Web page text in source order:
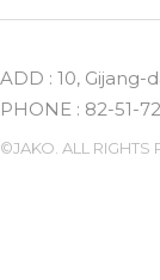
ADD : 10, Gijang-
PHONE : 82-51-
©JAKO. ALL RIGHTS